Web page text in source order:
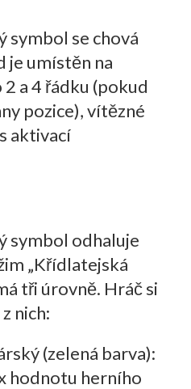
symbol se chová
je umístěn na
a 4 řádku (pokud
pozice), vítězné
aktivací
symbol odhaluje
„Křídlatejská
tři úrovně. Hráč si
nich:
(zelená barva):
hodnotu herního